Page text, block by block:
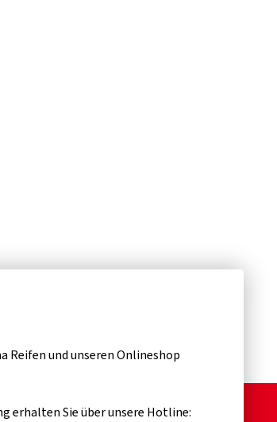
Reifen und unseren Onlineshop
erhalten Sie über unsere Hotline: